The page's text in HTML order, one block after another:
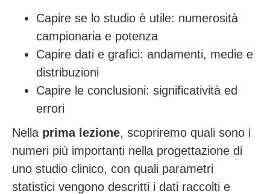
Capire se lo studio è utile: numerosità
campionaria e potenza
Capire dati e grafici: andamenti, medie e
distribuzioni
Capire le conclusioni: significatività ed
errori
Nella prima lezione, scopriremo quali sono i
numeri più importanti nella progettazione di
uno studio clinico, con quali parametri
statistici vengono descritti i dati raccolti e